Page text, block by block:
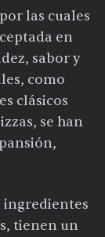
las cuales
en
sabor y
como
clásicos
se han
ingredientes
tienen un